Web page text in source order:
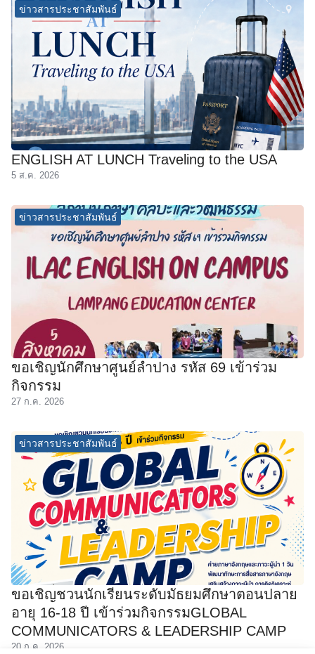
ข่าวสารประชาสัมพันธ์
ENGLISH AT LUNCH Traveling to the USA
5 ส.ค. 2026
ข่าวสารประชาสัมพันธ์
ขอเชิญนักศึกษาศูนย์ลำปาง รหัส 69 เข้าร่วม
กิจกรรม
27 ก.ค. 2026
ข่าวสารประชาสัมพันธ์
ขอเชิญชวนนักเรียนระดับมัธยมศึกษาตอนปลาย
อายุ 16-18 ปี เข้าร่วมกิจกรรมGLOBAL
COMMUNICATORS & LEADERSHIP CAMP
20 ก.ค. 2026